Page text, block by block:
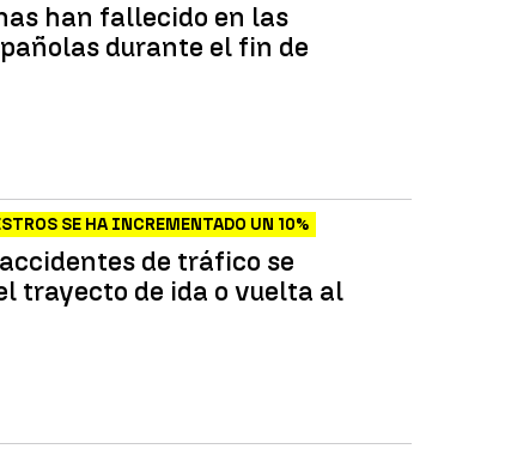
han fallecido en las
durante el fin de
SE HA INCREMENTADO UN 10%
accidentes de tráfico se
trayecto de ida o vuelta al